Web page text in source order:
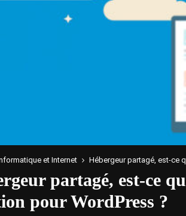
et Internet Hébergeur partagé, est-ce
partagé, est-ce
pour WordPress ?